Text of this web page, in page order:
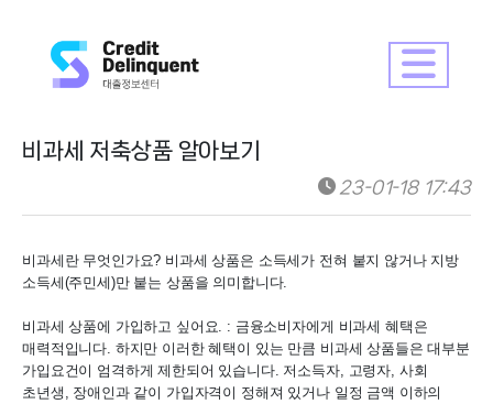
비과세 저축상품 알아보기
23-01-18 17:43
비과세란 무엇인가요? 비과세 상품은 소득세가 전혀 붙지 않거나 지방
소득세(주민세)만 붙는 상품을 의미합니다.
비과세 상품에 가입하고 싶어요. : 금융소비자에게 비과세 혜택은
매력적입니다. 하지만 이러한 혜택이 있는 만큼 비과세 상품들은 대부분
가입요건이 엄격하게 제한되어 있습니다. 저소득자, 고령자, 사회
초년생, 장애인과 같이 가입자격이 정해져 있거나 일정 금액 이하의